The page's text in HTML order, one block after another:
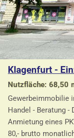
Klagenfurt -
Nutzfläche: 68,50
Gewerbeimmobilie
Handel - Beratung
Anmietung eines
80,- brutto